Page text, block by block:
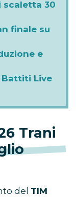
scaletta 30
finale su
e
Battiti Live
Trani
del TIM